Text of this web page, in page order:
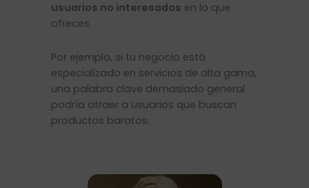
usuarios no interesados en lo que
ofreces.
Por ejemplo, si tu negocio está
especializado en servicios de alta gama,
una palabra clave demasiado general
podría atraer a usuarios que buscan
productos baratos.